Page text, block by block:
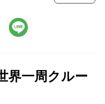
界一周クルー